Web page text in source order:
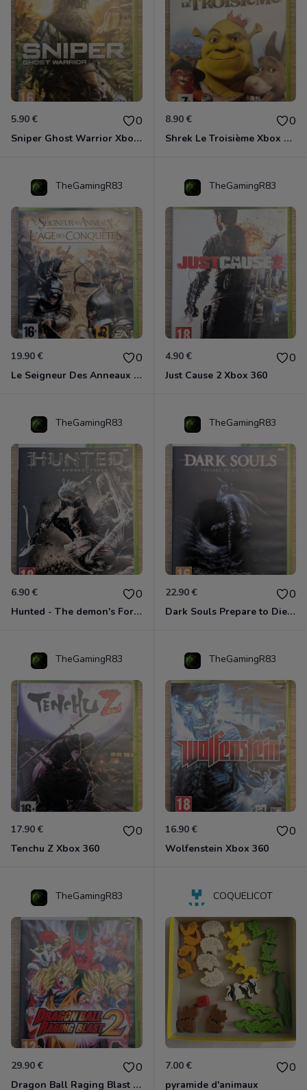
5.90 € 0
Sniper Ghost Warrior Xbox 360
8.90 € 0
Shrek Le Troisième Xbox 360
TheGamingR83
19.90 € 0
Le Seigneur Des Anneaux - L'âge Des Conquêtes Xbox 360
TheGamingR83
4.90 € 0
Just Cause 2 Xbox 360
TheGamingR83
6.90 € 0
Hunted - The demon's Forge Xbox 360 (Complet CIB)
TheGamingR83
22.90 € 0
Dark Souls Prepare to Die Edition XBOX 360
TheGamingR83
17.90 € 0
Tenchu Z Xbox 360
TheGamingR83
16.90 € 0
Wolfenstein Xbox 360
TheGamingR83
29.90 € 0
Dragon Ball Raging Blast 2 Xbox 360
COQUELICOT
7.00 € 0
pyramide d'animaux